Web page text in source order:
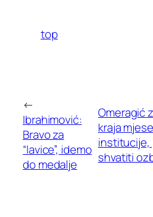
top
←
Ibrahimović:
Bravo za
“lavice”, idemo
do medalje
Omeragić
kraja
institucije,
shvatiti